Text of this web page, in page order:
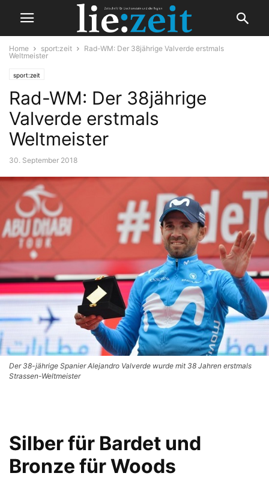
Home sport:zeit
Rad-WM: Der 38jährige Valverde erstmals
Weltmeister
sport:zeit
Rad-WM: Der 38jährige
Valverde erstmals
Weltmeister
30. September 2018
Der 38-jährige Spanier Alejandro Valverde wurde mit 38 Jahren erstmals
Strassen-Weltmeister
Silber für Bardet und
Bronze für Woods